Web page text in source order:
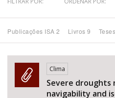
Tema
Subtema
Área de Levantamento
Publicações ISA 2 Livros 9
Clima
Severe droughts
navigability and